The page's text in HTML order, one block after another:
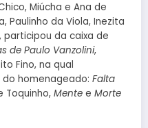
Miúcha e Ana de
Paulinho da Viola, Inezita
participou da caixa de
de Paulo Vanzolini,
Fino, na qual
homenageado: Falta
Toquinho, Mente e Morte